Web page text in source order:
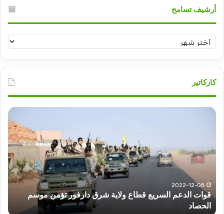
أرشيف تسامح
أرشيف
تسامح
كاركاتير
قوات
ولاية
شرق
تؤمن
موسم
الحصاد
2022-12-08
قوات الدعم السريع قطاع ولاية شرق دارفور تؤمن موسم
الحصاد